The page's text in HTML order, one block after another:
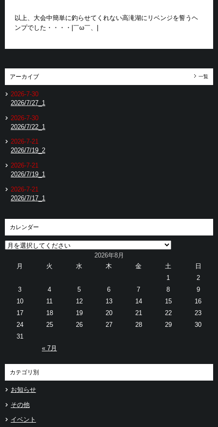
以上、大会中簡単に釣らせてくれない高滝湖にリベンジを誓うヘ
ンプでした・・・・|￣ω￣、|
アーカイブ 一覧
2026-7-30
2026/7/27_1
2026-7-30
2026/7/22_1
2026-7-21
2026/7/19_2
2026-7-21
2026/7/19_1
2026-7-21
2026/7/17_1
カレンダー
2026年8月
月
火 水 木 金 土 日
« 7月
1
2
3
4 5 6 7 8
9
10
11 12 13 14 15
16
17
18 19 20 21 22
23
24
25 26 27 28 29
30
31
カテゴリ別
お知らせ
その他
イベント